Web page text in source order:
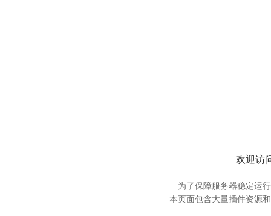
欢迎访
为了保障服务器稳定运
本页面包含大量插件资源